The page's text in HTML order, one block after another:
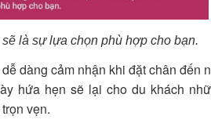
là sự lựa chọn phù hợp cho bạn.
dàng cảm nhận khi đặt chân đến
hứa hẹn sẽ lại cho du khách
vẹn.